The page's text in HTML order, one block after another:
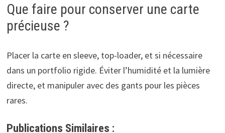
Que faire pour conserver une carte
précieuse ?
Placer la carte en sleeve, top-loader, et si nécessaire
dans un portfolio rigide. Éviter l’humidité et la lumière
directe, et manipuler avec des gants pour les pièces
rares.
Publications Similaires :